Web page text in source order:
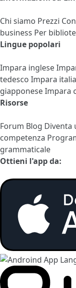
Chi siamo Prezzi
business Per
Lingue popolari
Impara inglese
tedesco Impara
giapponeseImpara
Risorse
Forum Blog Diventa
competenza
grammaticale
Ottieni l'app da: